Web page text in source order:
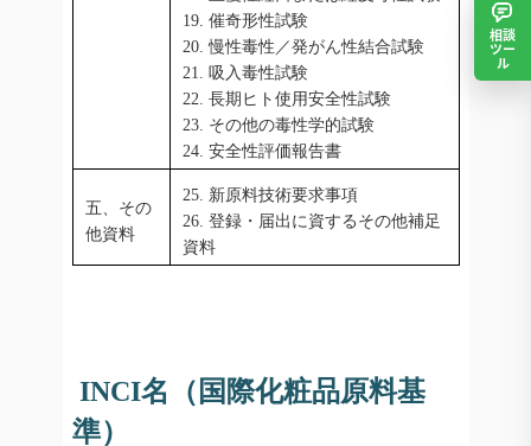
19. 催奇形性試験
20. 慢性毒性／発がん性結合試験
21. 吸入毒性試験
22. 長期ヒト使用安全性試験
23. その他の毒性学的試験
24. 安全性評価報告書
五、その
他資料
25. 新原料技術要求事項
26. 登録・届出に資するその他補足
資料
INCI名（国際化粧品原料基
準）
相談
ツー
ル